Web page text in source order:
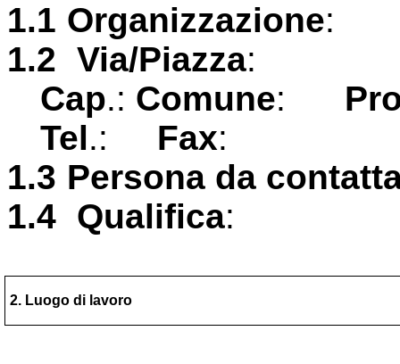
1.1 Organizzazione:
1.2 Via/Piazza:
Cap.: Comune:
Tel.: Fax:
1.3 Persona da
1.4 Qualifica:
2. Luogo di lavoro